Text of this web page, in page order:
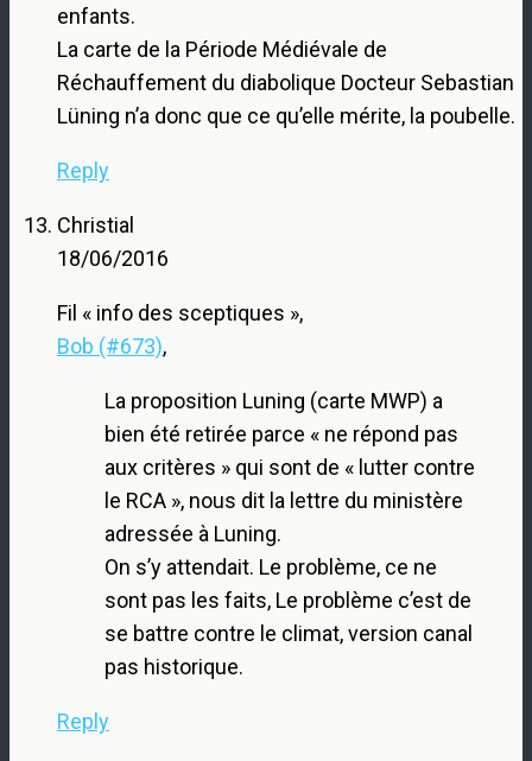
enfants.
La carte de la Période Médiévale de
Réchauffement du diabolique Docteur Sebastian
Lüning n’a donc que ce qu’elle mérite, la poubelle.
Reply
Christial
18/06/2016
Fil « info des sceptiques »,
Bob (#673),
La proposition Luning (carte MWP) a
bien été retirée parce « ne répond pas
aux critères » qui sont de « lutter contre
le RCA », nous dit la lettre du ministère
adressée à Luning.
On s’y attendait. Le problème, ce ne
sont pas les faits, Le problème c’est de
se battre contre le climat, version canal
pas historique.
Reply